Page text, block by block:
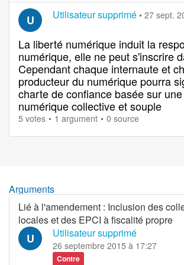
U Utilisateur supprimé • 27 sept.
La liberté numérique induit la
numérique, elle ne peut s'inscrire
Cependant chaque internaute et
producteur du numérique pourra
charte de confiance basée sur
numérique collective et souple
5 votes 1 argument 0 source
Arguments
Lié à l'amendement : Inclusion des
locales et des EPCI à fiscalité propre
U Utilisateur supprimé
26 septembre 2015 à 17:27
Contre